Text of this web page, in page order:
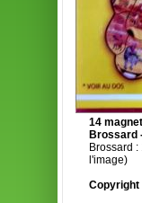
14
Brossard
Brossard
l'image)
Copyright